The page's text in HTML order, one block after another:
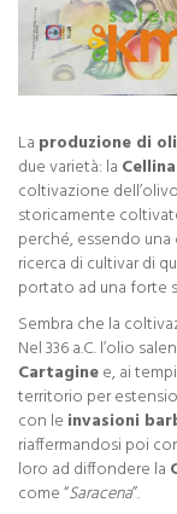
La produzione di
due varietà: la
coltivazione
storicamente
perché, essendo
ricerca di cultivar di
portato ad una forte
Sembra che la
Nel 336 a.C. l’olio
Cartaginee, ai
territorio per
con le invasioni
riaffermandosi poi
loro ad diffondere la
come “Saracena”.